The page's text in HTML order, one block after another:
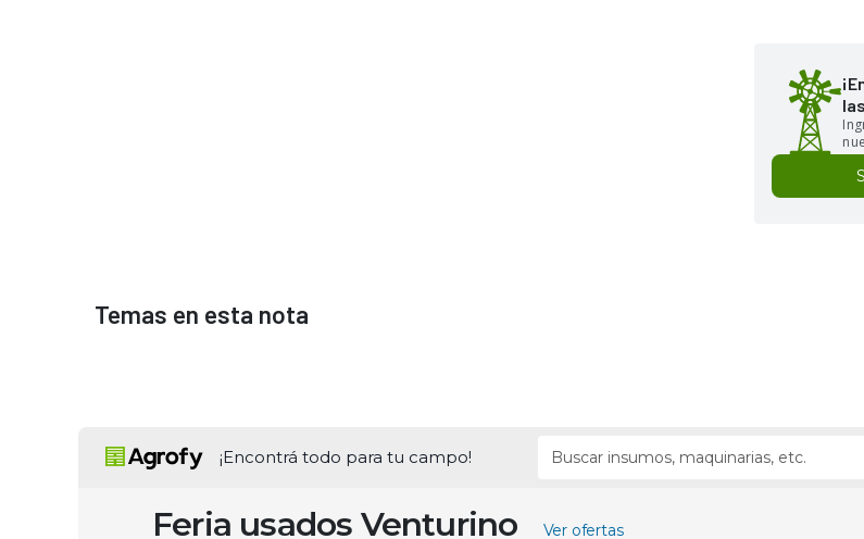
Temas en esta nota
¡Encontrá todo para tu campo!
Feria usados Venturino Ver ofertas